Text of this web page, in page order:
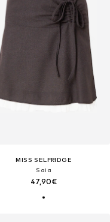
MISS SELFRIDGE
Saia
47,90€